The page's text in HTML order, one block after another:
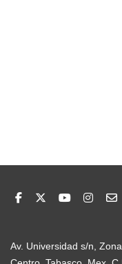
Av. Universidad s/n,